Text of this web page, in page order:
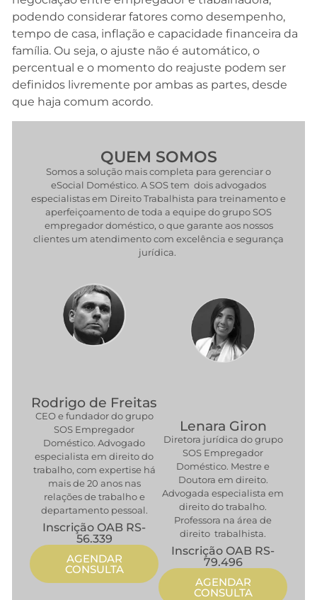
podendo considerar fatores como desempenho,
tempo de casa, inflação e capacidade financeira da
família. Ou seja, o ajuste não é automático, o
percentual e o momento do reajuste podem ser
definidos livremente por ambas as partes, desde
que haja comum acordo.
QUEM SOMOS
Somos a solução mais completa para gerenciar o
eSocial Doméstico. A SOS tem dois advogados
especialistas em Direito Trabalhista para treinamento e
aperfeiçoamento de toda a equipe do grupo SOS
empregador doméstico, o que garante aos nossos
clientes um atendimento com excelência e segurança
jurídica.
Rodrigo de Freitas
CEO e fundador do grupo
SOS Empregador
Doméstico. Advogado
especialista em direito do
trabalho, com expertise há
mais de 20 anos nas
relações de trabalho e
departamento pessoal.
Inscrição OAB RS-
56.339
AGENDAR
CONSULTA
Lenara Giron
Diretora jurídica do grupo
SOS Empregador
Doméstico. Mestre e
Doutora em direito.
Advogada especialista em
direito do trabalho.
Professora na área de
direito trabalhista.
Inscrição OAB RS-
79.496
AGENDAR
CONSULTA